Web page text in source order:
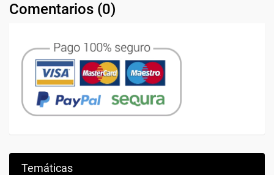
Comentarios (0)
Temáticas